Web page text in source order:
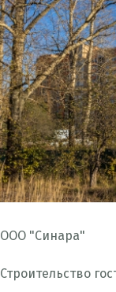
ООО "Синара"
Строительство